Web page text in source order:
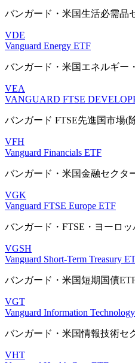
バンガード・米国生活必需品
VDE
Vanguard Energy ETF
バンガード・米国エネルギー
VEA
VANGUARD FTSE
バンガード FTSE先進国市場(
VFH
Vanguard Financials ETF
バンガード・米国金融セクタ
VGK
Vanguard FTSE Europe ETF
バンガード・FTSE・ヨーロッ
VGSH
Vanguard Short-Term Treasury
バンガード・米国短期国債
VGT
Vanguard Information
バンガード・米国情報技術セ
VHT